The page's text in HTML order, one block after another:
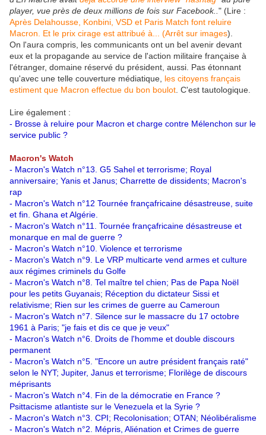
player, vue près de deux millions de fois sur Facebook.." (Lire :
Après Delahousse, Konbini, VSD et Paris Match font reluire
Macron. Et le prix cirage est attribué à... (Arrêt sur images).
On l'aura compris, les communicants ont un bel avenir devant
eux et la propagande au service de l'action militaire française à
l'étranger, domaine réservé du président, aussi. Pas étonnant
qu'avec une telle couverture médiatique, les citoyens français
estiment que Macron effectue du bon boulot. C'est tautologique.
Lire également :
- Brosse à reluire pour Macron et charge contre Mélenchon sur le
service public ?
Macron's Watch
- Macron's Watch n°13. G5 Sahel et terrorisme; Royal
anniversaire; Yanis et Janus; Charrette de dissidents; Macron's
rap
- Macron's Watch n°12 Tournée françafricaine désastreuse, suite
et fin. Ghana et Algérie.
- Macron's Watch n°11. Tournée françafricaine désastreuse et
monarque en mal de guerre ?
- Macron's Watch n°10. Violence et terrorisme
- Macron's Watch n°9. Le VRP multicarte vend armes et culture
aux régimes criminels du Golfe
- Macron's Watch n°8. Tel maître tel chien; Pas de Papa Noël
pour les petits Guyanais; Réception du dictateur Sissi et
relativisme; Rien sur les crimes de guerre au Cameroun
- Macron's Watch n°7. Silence sur le massacre du 17 octobre
1961 à Paris; "je fais et dis ce que je veux"
- Macron's Watch n°6. Droits de l'homme et double discours
permanent
- Macron's Watch n°5. "Encore un autre président français raté"
selon le NYT; Jupiter, Janus et terrorisme; Florilège de discours
méprisants
- Macron's Watch n°4. Fin de la démocratie en France ?
Psittacisme atlantiste sur le Venezuela et la Syrie ?
- Macron's Watch n°3. CPI; Recolonisation; OTAN; Néolibéralisme
- Macron's Watch n°2. Mépris, Aliénation et Crimes de guerre